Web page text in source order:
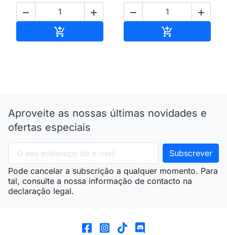
 

 

Aproveite as nossas últimas novidades e
ofertas especiais
Pode cancelar a subscrição a qualquer momento. Para
tal, consulte a nossa informação de contacto na
declaração legal.